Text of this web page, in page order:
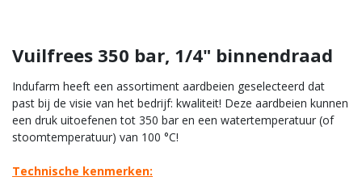
Vuilfrees 350 bar, 1/4" binnendraad
Indufarm heeft een assortiment aardbeien geselecteerd dat
past bij de visie van het bedrijf: kwaliteit! Deze aardbeien kunnen
een druk uitoefenen tot 350 bar en een watertemperatuur (of
stoomtemperatuur) van 100 °C!
Technische kenmerken: